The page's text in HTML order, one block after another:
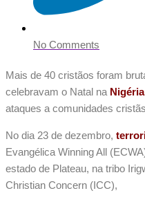
No Comments
Mais de 40 cristãos foram
celebravam o Natal na Nigéria
ataques a comunidades
No dia 23 de dezembro,
Evangélica Winning All
estado de Plateau, na tribo
Christian Concern (ICC),